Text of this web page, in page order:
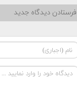
فرستادن دیدگاه جدید